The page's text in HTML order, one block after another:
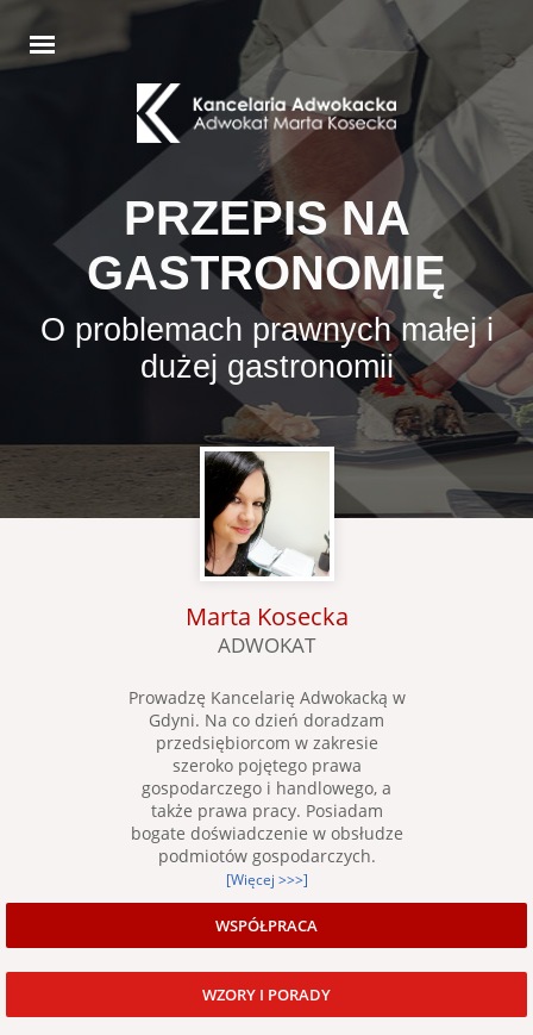
PRZEPIS NA
GASTRONOMIĘ
O problemach prawnych małej i
dużej gastronomii
Marta Kosecka
ADWOKAT
Prowadzę Kancelarię Adwokacką w
Gdyni. Na co dzień doradzam
przedsiębiorcom w zakresie
szeroko pojętego prawa
gospodarczego i handlowego, a
także prawa pracy. Posiadam
bogate doświadczenie w obsłudze
podmiotów gospodarczych.
[Więcej >>>]
WSPÓŁPRACA
WZORY I PORADY